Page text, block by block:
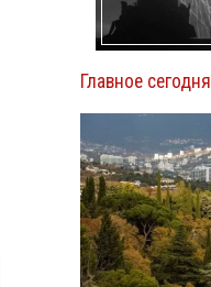
Главное сегодня